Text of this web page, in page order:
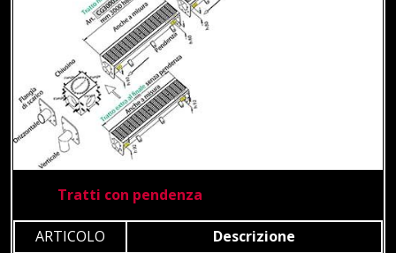
Tratti con pendenza
ARTICOLO
Descrizione